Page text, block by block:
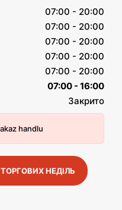
07:00 - 20:00
07:00 - 20:00
07:00 - 20:00
07:00 - 20:00
07:00 - 20:00
07:00 - 16:00
Закрито
handlu
НЕДІЛЬ